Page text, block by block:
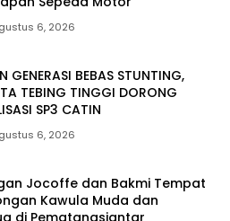
6, 2026
GENERASI BEBAS STUNTING,
TEBING TINGGI DORONG
SP3 CATIN
6, 2026
Jocoffe dan Bakmi Tempat
Kawula Muda dan